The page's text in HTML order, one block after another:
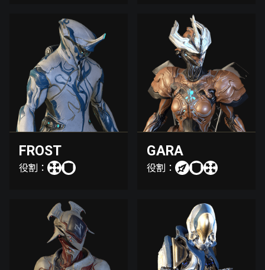
FROST
役割：
GARA
役割：